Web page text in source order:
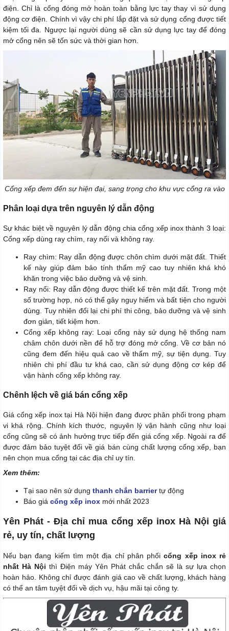
điện. Chỉ là cổng đóng mở hoàn toàn bằng lực tay thay vì sử dụng
động cơ điện. Chính vì vậy chi phí lắp đặt và sử dụng cổng được tiết
kiệm tối đa. Ngược lại người dùng sẽ cần sử dụng lực tay để đóng
mở cổng nên sẽ tốn sức và thời gian hơn.
Cổng xếp đem đến sự hiện đại, sang trọng cho khu vực cổng ra vào
Phân loại dựa trên nguyên lý dẫn động
Sự khác biệt về nguyên lý dẫn động chia cổng xếp inox thành 3 loại:
Cổng xếp dùng ray chìm, ray nổi và không ray.
Ray chìm: Ray dẫn động được chôn chìm dưới mặt đất. Thiết
kế này giúp đảm bảo tính thẩm mỹ cao tuy nhiên khá khó
khăn trong việc bảo dưỡng và vệ sinh.
Ray nổi: Ray dẫn động được thiết kế trên mặt đất. Trong một
số trường hợp, nó có thể gây nguy hiểm và bất tiện cho người
dùng. Tuy nhiên đổi lại chi phí thi công, bảo dưỡng và vệ sinh
đơn giản, tiết kiệm hơn.
Cổng xếp không ray: Loại cổng này sử dụng hệ thống nam
châm chôn dưới nền để hỗ trợ đóng mở cổng. Về cơ bản nó
cũng đem đến hiệu quả cao về thẩm mỹ, sự tiện dụng. Tuy
nhiên chi phí đầu tư khá cao, cần sử dụng động cơ kép để
vận hành cổng xếp không ray.
Chênh lệch về giá bán cổng xếp
Giá cổng xếp inox tại Hà Nội hiện đang được phân phối trong phạm
vi khá rộng. Chính kích thước, nguyên lý vận hành cũng như loại
cổng cũng sẽ có ảnh hưởng trực tiếp đến giá cổng xếp. Ngoài ra để
được đảm bảo tuyệt đối về giá bán cùng chất lượng cổng xếp, bạn
nên chọn mua cổng tại các địa chỉ uy tín.
Xem thêm:
Tại sao nên sử dụng thanh chắn barriertự động
Báo giá cổng xếp inox mới nhất 2023
Yên Phát - Địa chỉ mua cổng xếp inox Hà Nội giá
rẻ, uy tín, chất lượng
Nếu bạn đang kiếm tìm một địa chỉ phân phốicổng xếp inox rẻ
nhất Hà Nội thì Điện máy Yên Phát chắc chắn sẽ là sự lựa chọn
hoàn hảo. Không chỉ được đánh giá cao về chất lượng, khách hàng
có thể an tâm tuyệt đối về dịch vụ, hậu mãi tại công ty.